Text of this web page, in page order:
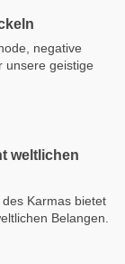
negative
unsere geistige
weltlichen
Karmas bietet
Belangen.